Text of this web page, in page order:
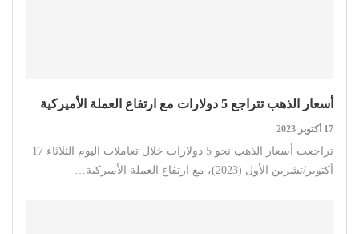
أسعار الذهب تتراجع 5 دولارات مع ارتفاع العملة الأميركية
17 أكتوبر 2023
تراجعت أسعار الذهب نحو 5 دولارات خلال تعاملات اليوم الثلاثاء 17
أكتوبر/تشرين الأول (2023)، مع ارتفاع العملة الأميركية…